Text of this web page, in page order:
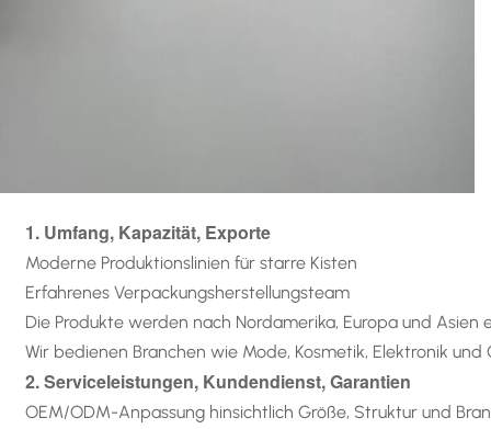
1. Umfang, Kapazität, Exporte
Moderne Produktionslinien für starre Kisten
Erfahrenes Verpackungsherstellungsteam
Die Produkte werden nach Nordamerika, Europa und Asien
Wir bedienen Branchen wie Mode, Kosmetik, Elektronik
2. Serviceleistungen, Kundendienst, Garantien
OEM/ODM-Anpassung hinsichtlich Größe, Struktur und